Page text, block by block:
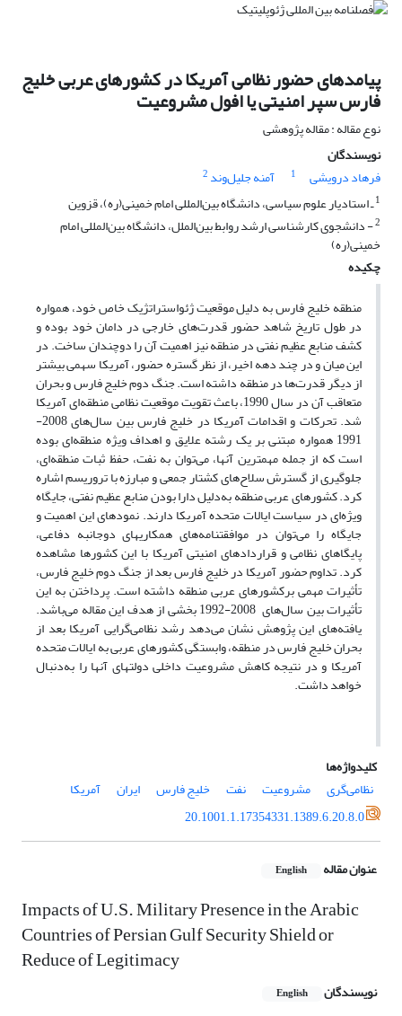
پیامدهای حضور نظامی آمریکا در کشورهای عربی خلیج
فارس سپر امنیتی یا افول مشروعیت
نوع مقاله : مقاله پژوهشی
نویسندگان
فرهاد درویشی
1 آمنه جلیل‌وند 2
1ـ استادیار علوم سیاسی، دانشگاه بین‌المللی امام خمینی(ره)، قزوین
2- دانشجوی کارشناسی ارشد روابط بین‌الملل، دانشگاه بین‌المللی امام
خمینی(ره)
چکیده
منطقه خلیج فارس به دلیل موقعیت ژئواستراتژیک خاص خود، همواره
در طول تاریخ شاهد حضور قدرت‌های خارجی در دامان خود بوده و
کشف منابع عظیم نفتی در منطقه نیز اهمیت آن را دوچندان ساخت. در
این میان و در چند دهه اخیر، از نظر گستره حضور، آمریکا سهمی بیشتر
از دیگر قدرت‌ها در منطقه داشته است. جنگ دوم خلیج فارس و بحران
متعاقب آن در سال 1990، باعث تقویت موقعیت نظامی منطقه‌ای آمریکا
شد. تحرکات و اقدامات آمریکا در خلیج فارس بین سال‌های 2008-
1991 همواره مبتنی بر یک رشته علایق و اهداف ویژه منطقه‌ای بوده
است که از جمله مهمترین آنها، می‌توان به نفت، حفظ ثبات منطقه‌ای،
جلوگیری از گسترش سلاح‌های کشتار جمعی و مبارزه با تروریسم اشاره
کرد. کشورهای عربی منطقه به‌دلیل دارا بودن منابع عظیم نفتی، جایگاه
ویژه‌ای در سیاست ایالات متحده آمریکا دارند. نمودهای این اهمیت و
جایگاه را می‌توان در موافقتنامه‌های همکاریهای دوجانبه دفاعی،
پایگاهای نظامی و قراردادهای امنیتی آمریکا با این کشورها مشاهده
کرد. تداوم حضور آمریکا در خلیج فارس بعد از جنگ دوم خلیج فارس،
تأثیرات مهمی برکشورهای عربی منطقه داشته است. پرداختن به این
تأثیرات بین سال‌های 2008-1992 بخشی از هدف این مقاله می‌باشد.
یافته‌های این پژوهش نشان می‌دهد رشد نظامی‌گرایی آمریکا بعد از
بحران خلیج فارس در منطقه، وابستگی کشورهای عربی به ایالات متحده
آمریکا و در نتیجه کاهش مشروعیت داخلی دولتهای آنها را به‌دنبال
خواهد داشت.
کلیدواژه‌ها
نظامی‌گری
مشروعیت نفت خلیج فارس ایران
آمریکا
20.1001.1.17354331.1389.6.20.8.0
عنوان مقاله English
Impacts of U.S. Military Presence in the Arabic
Countries of Persian Gulf Security Shield or
Reduce of Legitimacy
نویسندگان English